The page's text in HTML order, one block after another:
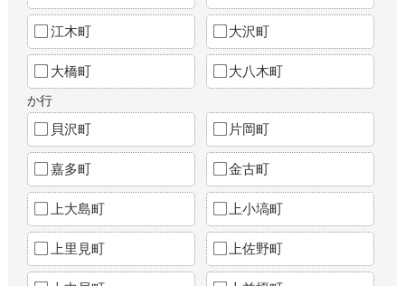
江木町 大沢町
大橋町 大八木町
か行
貝沢町 片岡町
嘉多町 金古町
上大島町 上小塙町
上里見町 上佐野町